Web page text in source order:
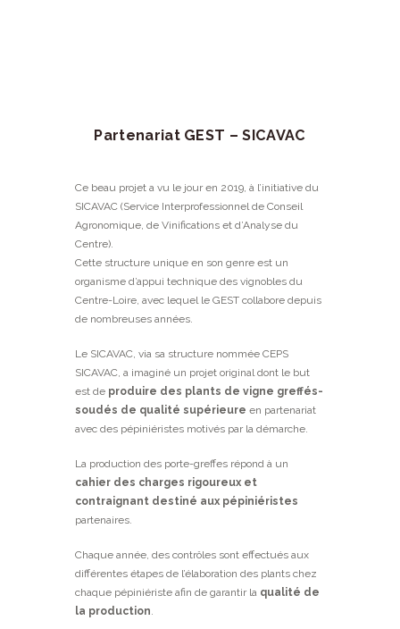
Partenariat GEST – SICAVAC
Ce beau projet a vu le jour en 2019, à l’initiative du
SICAVAC (Service Interprofessionnel de Conseil
Agronomique, de Vinifications et d’Analyse du
Centre).
Cette structure unique en son genre est un
organisme d’appui technique des vignobles du
Centre-Loire, avec lequel le GEST collabore depuis
de nombreuses années.
Le SICAVAC, via sa structure nommée CEPS
SICAVAC, a imaginé un projet original dont le but
est de produire des plants de vigne greffés-
soudés de qualité supérieure en partenariat
avec des pépiniéristes motivés par la démarche.
La production des porte-greffes répond à un
cahier des charges rigoureux et
contraignant destiné aux pépiniéristes
partenaires.
Chaque année, des contrôles sont effectués aux
différentes étapes de l’élaboration des plants chez
chaque pépiniériste afin de garantir la qualité de
la production.